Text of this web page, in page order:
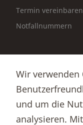
Termin vereinbaren
Notfallnummern
Börsenportal
Wir verwenden
und um die
analysieren.